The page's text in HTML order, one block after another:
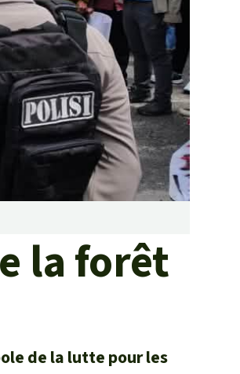
contre les
de forêt et
Collecte de fonds
la forêt
de la lutte pour les